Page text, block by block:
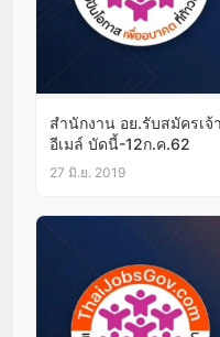
สำนักงาน อย.รับสมัครเ
อีเมล์ บัดนี้-12ก.ค.62
27 มิ.ย. 2019